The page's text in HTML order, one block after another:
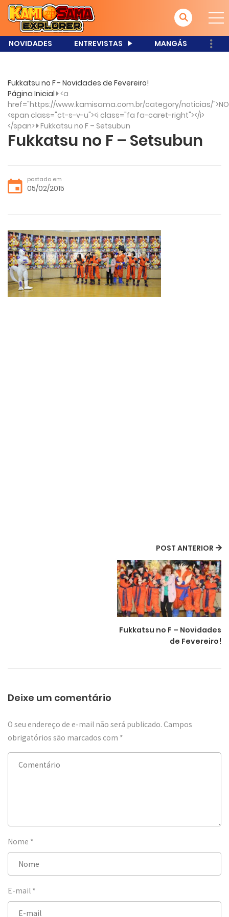
NOVIDADES ENTREVISTAS MANGÁS
Fukkatsu no F - Novidades de Fevereiro!
Página Inicial <a
href="https://www.kamisama.com.br/category/noticias/
<span class="ct-s-v-u"><i class="fa fa-caret-right"></i>
</span> Fukkatsu no F – Setsubun
Fukkatsu no F – Setsubun
postado em
05/02/2015
POST ANTERIOR
Fukkatsu no F – Novidades
de Fevereiro!
Deixe um comentário
O seu endereço de e-mail não será publicado. Campos
obrigatórios são marcados com *
Nome *
E-mail *